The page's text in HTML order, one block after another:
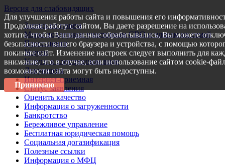
Версия для слабовидящих
Запись на прием
Меры поддержки участникам СВО и членам их семей
Пресс-центр
Услуги
Услуги в электронном виде
Документы
Интернет-приемная
Статус заявления
Оценить качество
Информация о загруженности
Банкротство
Бережливое управление
Бесплатная юридическая помощь
Социальная догазификация
Полезные ссылки
Информация о МФЦ
Для улучшения работы сайта и повышения его
Продолжая работу с сайтом, Вы даете разрешение на
хотите, чтобы Ваши данные обрабатывались, Вы можете
безопасности вашего браузера и устройства, с помощью
покиньте сайт. Изменение настроек следует выполнить для
внимание, что в случае, если использование сайтом cookie-
возможности сайта могут быть недоступны.
Принимаю